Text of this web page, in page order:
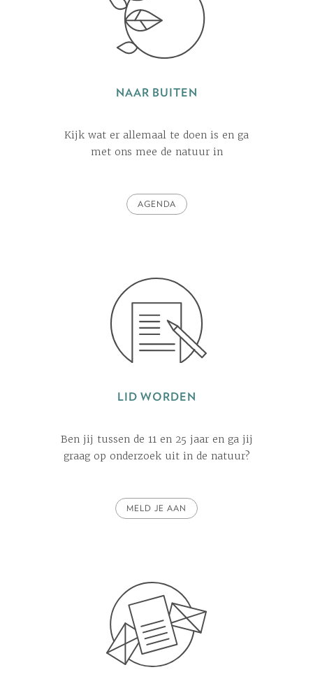
NAAR BUITEN
Kijk wat er allemaal te doen is en ga
met ons mee de natuur in
AGENDA
LID WORDEN
Ben jij tussen de 11 en 25 jaar en ga jij
graag op onderzoek uit in de natuur?
MELD JE AAN